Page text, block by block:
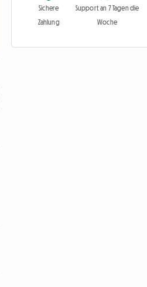
Sichere
Zahlung
Support an 7 Tagen die
Woche